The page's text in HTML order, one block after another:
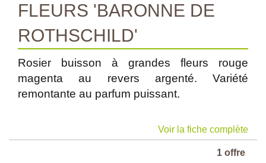
FLEURS 'BARONNE DE
ROTHSCHILD'
Rosier buisson à grandes fleurs rouge
magenta au revers argenté. Variété
remontante au parfum puissant.
Voir la fiche complète
1 offre